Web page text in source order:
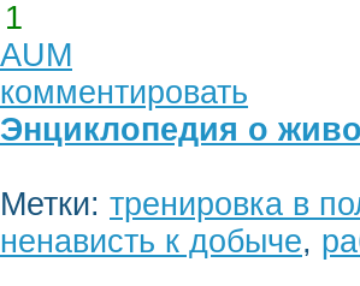
1
AUM
комментировать
Энциклопедия о
Метки: тренировка в
ненависть к добыче,